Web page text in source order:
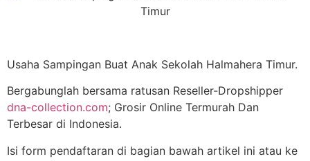
Usaha Sampingan Buat Anak Sekolah Halmahera Timur.
Bergabunglah bersama ratusan Reseller-Dropshipper
dna-collection.com; Grosir Online Termurah Dan
Terbesar di Indonesia.
Isi form pendaftaran di bagian bawah artikel ini atau ke